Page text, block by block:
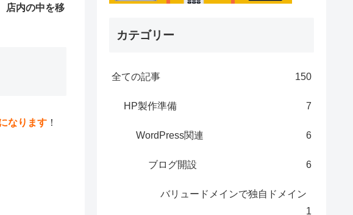
店内の中を移
なります ！
カテゴリー
全ての記事 150
HP製作準備 7
WordPress関連 6
ブログ開設 6
バリュードメインで独自ドメイン
1